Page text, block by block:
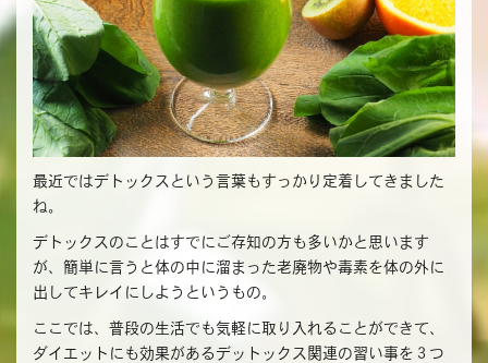
最近ではデトックスという言葉もすっかり定着してきました
ね。
デトックスのことはすでにご存知の方も多いかと思います
が、簡単に言うと体の中に溜まった老廃物や毒素を体の外に
出してキレイにしようというもの。
ここでは、普段の生活でも気軽に取り入れることができて、
ダイエットにも効果があるデットックス関連の習い事を３つ